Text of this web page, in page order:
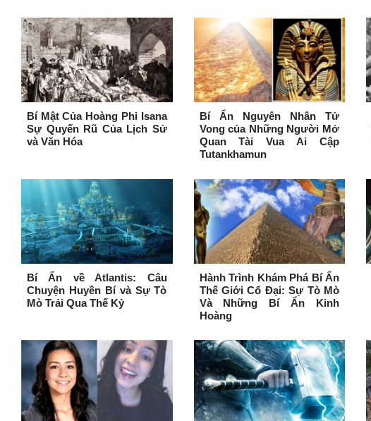
Bí Mật Của Hoàng Phi Isana
Sự Quyến Rũ Của Lịch Sử
và Văn Hóa
Bí Ẩn Nguyên Nhân Tử
Vong của Những Người Mở
Quan Tài Vua Ai Cập
Tutankhamun
Bí Ẩn về Atlantis: Câu
Chuyện Huyền Bí và Sự Tò
Mò Trải Qua Thế Kỷ
Hành Trình Khám Phá Bí Ẩn
Thế Giới Cổ Đại: Sự Tò Mò
Và Những Bí Ẩn Kinh
Hoàng